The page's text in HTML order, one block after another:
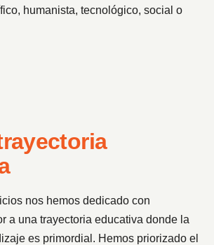
humanista, tecnológico, social o
nos hemos dedicado con
a una trayectoria educativa donde la
es primordial. Hemos priorizado el